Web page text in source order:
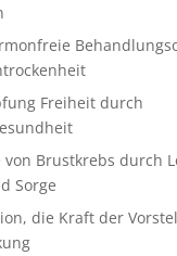
Freiheit durch
von Brustkrebs durch
Sorge
die Kraft der